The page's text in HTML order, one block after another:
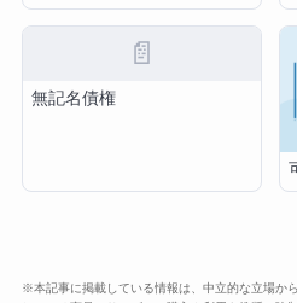
📄
無記名債権
※本記事に掲載している情報は、中立的な立場か